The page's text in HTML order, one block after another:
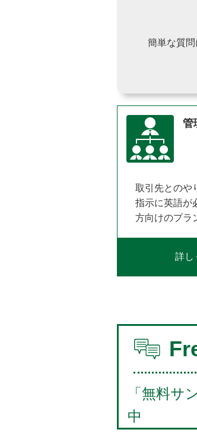
簡単な質問
管
取引先とのや
指示に英語が
方向けのプラ
詳し
「無料サ
中